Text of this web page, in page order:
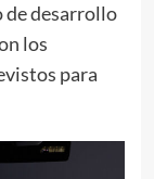
de desarrollo
los
para